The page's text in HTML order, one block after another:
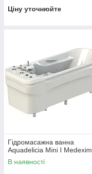
Ціну уточнюйте
Гідромасажна ванна
Aquadelicia Mini I Medexim
В наявності